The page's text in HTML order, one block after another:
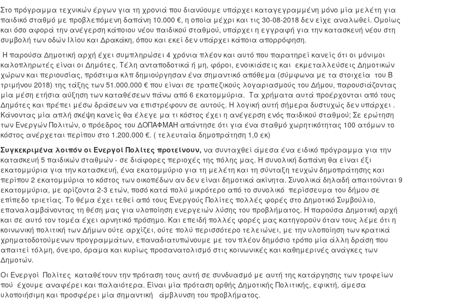
Στο πρόγραμμα τεχνικών έργων για τη χρονιά που διανύουμε υπάρχει καταγεγραμμένη μόνο μία μελέτη για
παιδικό σταθμό με προβλεπόμενη δαπάνη 10.000 €, η οποία μέχρι και τις 30-08-2018 δεν είχε αναλωθεί. Ομοίως
και όσο αφορά την ανέγερση κάποιου νέου παιδικού σταθμού, υπάρχει η εγγραφή για την κατασκευή νέου στη
συμβολή των οδών Ιλίου και Δρακάκη, όπου και εκεί δεν υπάρχει κάποια απορρόφηση.
Η παρούσα Δημοτική αρχή έχει συμπληρώσει 4 χρόνια πλέον και αυτό που παρατηρεί κανείς ότι οι μόνιμοι
καλοπληρωτές είναι οι Δημότες. Τέλη ανταποδοτικά ή μη, φόροι, ενοικιάσεις και εκμεταλλεύσεις Δημοτικών
χώρων και περιουσίας, πρόστιμα κλπ δημιούργησαν ένα σημαντικό απόθεμα (σύμφωνα με τα στοιχεία του Β
τριμήνου 2018) της τάξης των 51.000.000 € που είναι σε τραπεζικούς λογαριασμούς του Δήμου, παρουσιάζοντας
μία μέση ετήσια αύξηση των καταθέσεων πάνω από 6 εκατομμύρια. Τα χρήματα αυτά προέρχονται από τους
Δημότες και πρέπει μέσω δράσεων να επιστρέφουν σε αυτούς. Η λογική αυτή σήμερα δυστυχώς δεν υπάρχει .
Κάνοντας μία απλή σκέψη κανείς θα έλεγε μα τι κόστος έχει η ανέγερση ενός παιδικού σταθμού; Σε ερώτηση
των Ενεργών Πολιτών, ο πρόεδρος του ΔΟΠΑΦΜΑΗ απάντησε ότι για ένα σταθμό χωρητικότητας 100 ατόμων το
κόστος ανέρχεται περίπου στο 1.200.000 €. ( τελευταία δημοπράτηση 1,0 εκ)
Συγκεκριμένα λοιπόν οι Ενεργοί Πολίτες προτείνουν, να συνταχθεί άμεσα ένα ειδικό πρόγραμμα για την
κατασκευή 5 παιδικών σταθμών - σε διάφορες περιοχές της πόλης μας. Η συνολική δαπάνη θα είναι έξι
εκατομμύρια για την κατασκευή, ένα εκατομμύριο για τη μελέτη και τη σύνταξη τευχών δημοπράτησης και
περίπου 2 εκατομμύρια το κόστος των οικοπέδων αν δεν είναι δημοτικά ακίνητα. Συνολικά δηλαδή απαιτούνται 9
εκατομμύρια, με ορίζοντα 2-3 ετών, ποσό κατά πολύ μικρότερο από το συνολικό περίσσευμα του δήμου σε
επίπεδο τριετίας. Το θέμα έχει τεθεί από τους Ενεργούς Πολίτες πολλές φορές στο Δημοτικό Συμβούλιο,
επαναλαμβάνοντας τη θέση μας για υλοποίηση ενεργειών λύσης του προβλήματος. Η παρούσα Δημοτική αρχή
και σε αυτό τον τομέα έχει αρνητικό πρόσημο. Και επειδή πολλές φορές μας κατηγορούν όταν τους λέμε ότι η
κοινωνική πολιτική των Δήμων ούτε αρχίζει, ούτε πολύ περισσότερο τελειώνει, με την υλοποίηση των κρατικά
χρηματοδοτούμενων προγραμμάτων, επαναδιατυπώνουμε με τον πλέον δημόσιο τρόπο μία άλλη δράση που
απαιτεί τόλμη, όνειρο, όραμα και κυρίως προσανατολισμό στις κοινωνικές και καθημερινές ανάγκες των
Δημοτών.
Οι Ενεργοί Πολίτες καταθέτουν την πρόταση τους αυτή σε συνδυασμό με αυτή της κατάργησης των τροφείων
πού έχουμε αναφέρει και παλαιότερα. Είναι μία πρόταση ορθής Δημοτικής Πολιτικής, εφικτή, άμεσα
υλοποιήσιμη και προσφέρει μία σημαντική άμβλυνση του προβλήματος.